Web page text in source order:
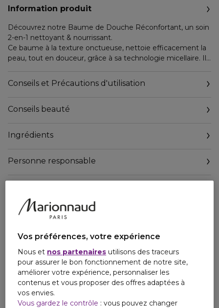
Information produit
Découvrez notre Baume de Douche Réconfortant, un soin
2-en-1 nettoyant & nourrissant.
Ce baume à la texture onctueuse, nettoie efficacement la
peau, tout en douceur, grâce à sa technologie micellaire. Il
subtilement parfumée d'un voile poudré.
Vous allez aimer sa texture : un baume riche onctueux qui
l'eau. Vous retrouverez le même parfum doux et poudré
Conseils et Précautions d'utilisation
Conseils beauté
Ingrédients
Personne responsable
Email
Vos préférences, votre expérience
Nous et nos partenaires utilisons des traceurs
pour assurer le bon fonctionnement de notre site,
améliorer votre expérience, personnaliser les
contenus et vous proposer des offres adaptées à
vos envies.
Vous gardez le contrôle : vous pouvez changer